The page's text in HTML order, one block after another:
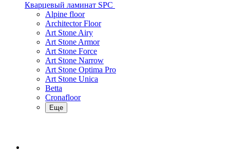
Кварцевый ламинат SPC
Alpine floor
Architector Floor
Art Stone Airy
Art Stone Armor
Art Stone Force
Art Stone Narrow
Art Stone Optima Pro
Art Stone Unica
Betta
Cronafloor
Еще